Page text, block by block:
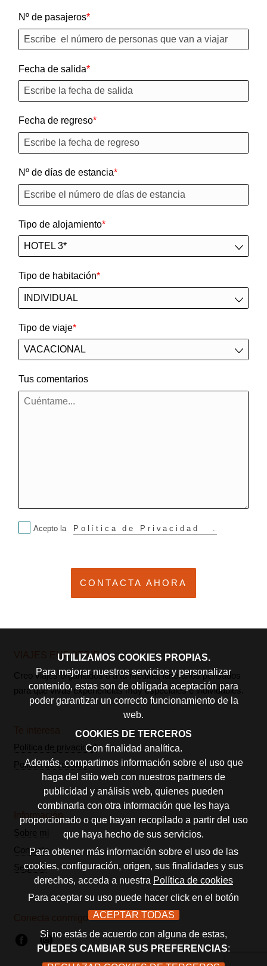
UTILIZAMOS COOKIES PROPIAS.
Para mejorar nuestros servicios y personalizar
contenido, estas son de obligada aceptación para
poder garantizar un correcto funcionamiento de la
web.
COOKIES DE TERCEROS
Con finalidad analítica.
Además, compartimos información sobre el uso que
haga del sitio web con nuestros partners de
publicidad y análisis web, quienes pueden
combinarla con otra información que les haya
proporcionado o que hayan recopilado a partir del uso
que haya hecho de sus servicios.
Para obtener más información sobre el uso de las
cookies, configuración, origen, sus finalidades y sus
derechos, acceda a nuestra Política de cookies
Para aceptar su uso puede hacer click en el botón
ACEPTAR TODAS
Si no estás de acuerdo con alguna de estas,
PUEDES CAMBIAR SUS PREFERENCIAS:
Nº de pasajeros
Fecha de salida
Fecha de regreso
Nº de días de estancia
Tipo de alojamiento
Tipo de habitación
Tipo de viaje
Tus comentarios
Acepto la Política de Privacidad .
VIAJES EUROTRIP
Creo viajes organiados o a tu medida, itinerarios pensados
para que vivas experiencias muy especiales e inolvidables.
Política de privacidad
Política de cookies
Información
Sobre mi
Contacto
Seguros
Conecta conmigo